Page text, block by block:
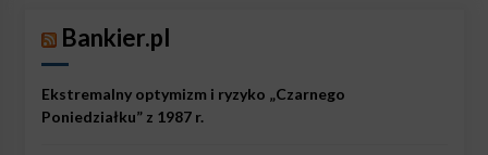
Bankier.pl
Ekstremalny optymizm i ryzyko „Czarnego
Poniedziałku” z 1987 r.